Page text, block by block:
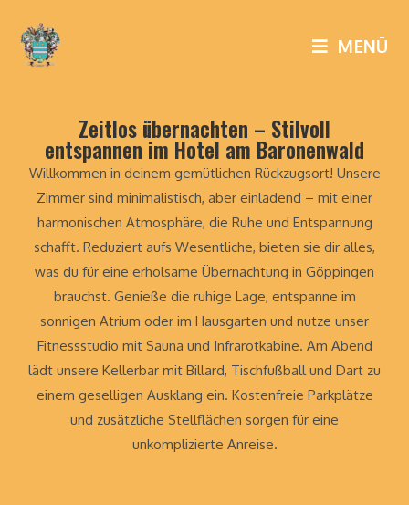
MENÜ
Zeitlos übernachten – Stilvoll
entspannen im Hotel am Baronenwald
Willkommen in deinem gemütlichen Rückzugsort! Unsere
Zimmer sind minimalistisch, aber einladend – mit einer
harmonischen Atmosphäre, die Ruhe und Entspannung
schafft. Reduziert aufs Wesentliche, bieten sie dir alles,
was du für eine erholsame Übernachtung in Göppingen
brauchst. Genieße die ruhige Lage, entspanne im
sonnigen Atrium oder im Hausgarten und nutze unser
Fitnessstudio mit Sauna und Infrarotkabine. Am Abend
lädt unsere Kellerbar mit Billard, Tischfußball und Dart zu
einem geselligen Ausklang ein. Kostenfreie Parkplätze
und zusätzliche Stellflächen sorgen für eine
unkomplizierte Anreise.